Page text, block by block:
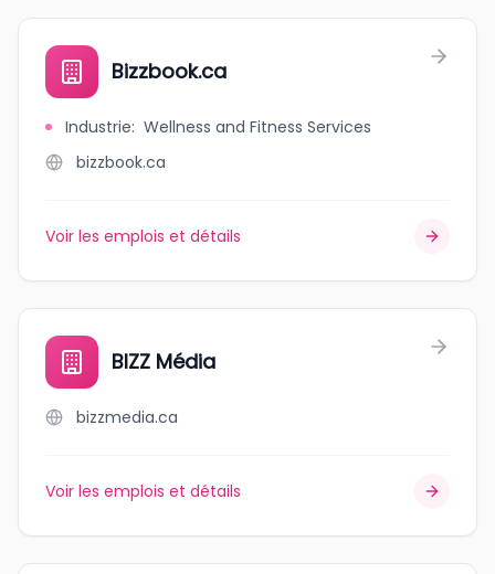
Bizzbook.ca
Industrie: Wellness and Fitness Services
bizzbook.ca
Voir les emplois et détails
BIZZ Média
bizzmedia.ca
Voir les emplois et détails